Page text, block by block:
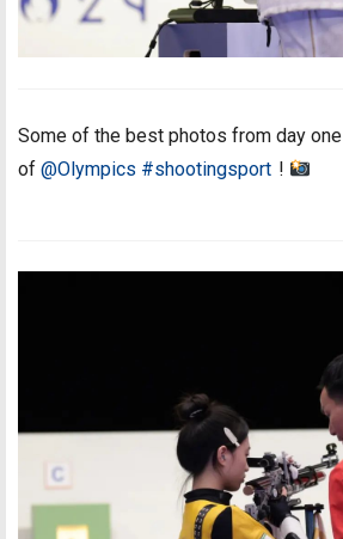
Some of the best photos from day one
of @Olympics #shootingsport !